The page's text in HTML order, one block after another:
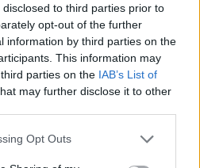
to third parties prior to
opt-out of the further
information by third parties on the
This information may
parties on the IAB’s List of
may further disclose it to other
Opt Outs
kurių vis tik nepavyksta
„Maisto bankui“, kuris
pažeidžiamose grupėse
paramos ir labdaros fondui
tinkamą vartoti duoną,
vaisius ir daržoves.